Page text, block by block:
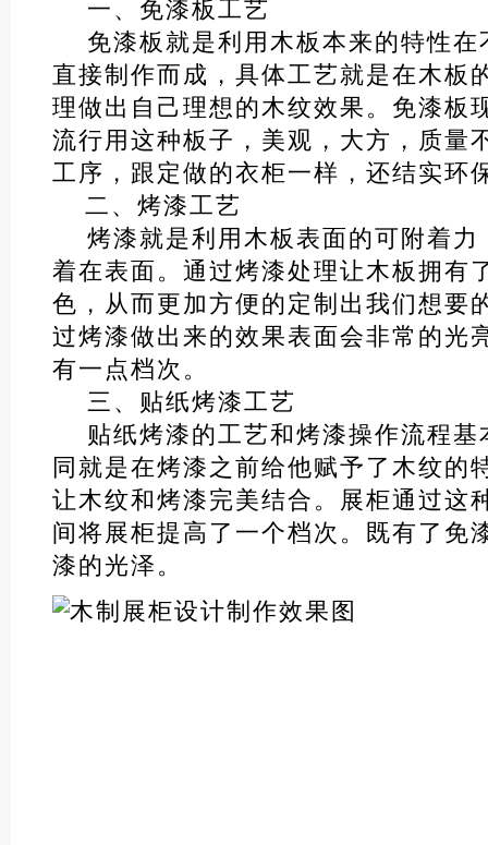
一、免漆板工艺
免漆板就是利用木板本来的特性在
直接制作而成，具体工艺就是在木板
理做出自己理想的木纹效果。免漆板
流行用这种板子，美观，大方，质量
工序，跟定做的衣柜一样，还结实环
二、烤漆工艺
烤漆就是利用木板表面的可附着力
着在表面。通过烤漆处理让木板拥有
色，从而更加方便的定制出我们想要
过烤漆做出来的效果表面会非常的光
有一点档次。
三、贴纸烤漆工艺
贴纸烤漆的工艺和烤漆操作流程基
同就是在烤漆之前给他赋予了木纹的
让木纹和烤漆完美结合。展柜通过这
间将展柜提高了一个档次。既有了免
漆的光泽。